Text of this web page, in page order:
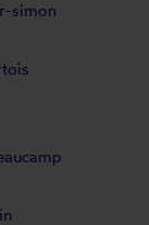
simon